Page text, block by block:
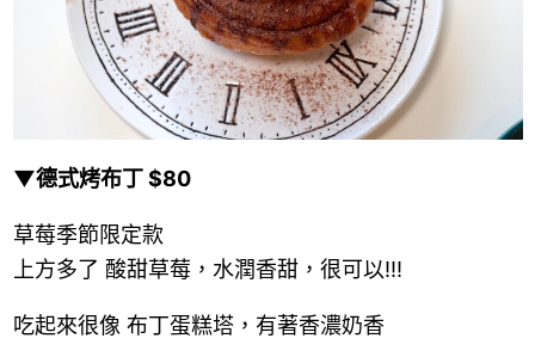
▼德式烤布丁 $80
草莓季節限定款
上方多了 酸甜草莓，水潤香甜，很可以!!!
吃起來很像 布丁蛋糕塔，有著香濃奶香